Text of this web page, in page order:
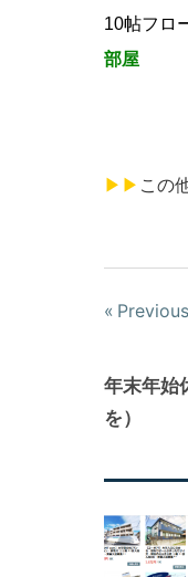
10帖フロ
部屋
▶▶ この
投
ナ
ー
年末年始
を）